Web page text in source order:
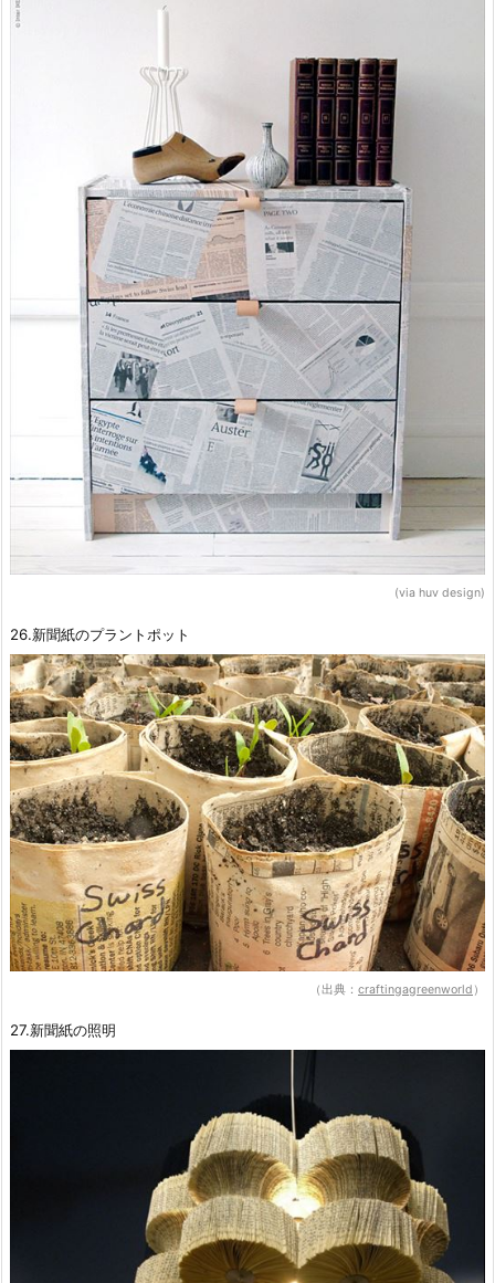
(via huv design)
26.新聞紙のプラントポット
（出典： craftingagreenworld ）
27.新聞紙の照明